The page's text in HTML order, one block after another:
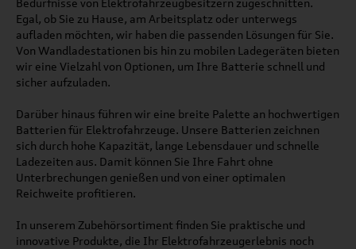
Bedürfnisse von Elektrofahrzeugbesitzern zugeschnitten.
Egal, ob Sie zu Hause, am Arbeitsplatz oder unterwegs
aufladen möchten, wir haben die passenden Lösungen für Sie.
Von Wandladestationen bis hin zu mobilen Ladegeräten bieten
wir eine Vielzahl von Optionen, um Ihre Batterie schnell und
sicher aufzuladen.
Darüber hinaus führen wir eine breite Palette an hochwertigen
Batterien für Elektrofahrzeuge. Unsere Batterien zeichnen
sich durch hohe Kapazität, lange Lebensdauer und schnelle
Ladezeiten aus. Damit können Sie Ihre Fahrt ohne
Unterbrechungen genießen und von einer optimalen
Reichweite profitieren.
In unserem Zubehörsortiment finden Sie praktische und
innovative Produkte, die Ihr Elektrofahrzeugerlebnis noch